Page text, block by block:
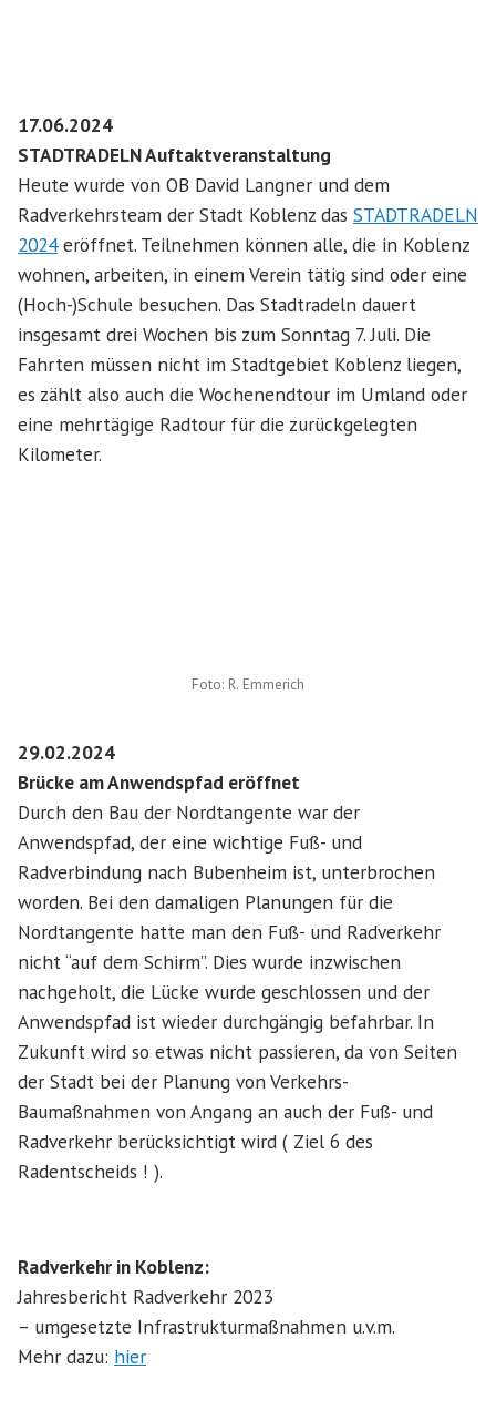
17.06.2024
STADTRADELN Auftaktveranstaltung
Heute wurde von OB David Langner und dem
Radverkehrsteam der Stadt Koblenz das STADTRADELN
2024eröffnet. Teilnehmen können alle, die in Koblenz
wohnen, arbeiten, in einem Verein tätig sind oder eine
(Hoch-)Schule besuchen. Das Stadtradeln dauert
insgesamt drei Wochen bis zum Sonntag 7. Juli. Die
Fahrten müssen nicht im Stadtgebiet Koblenz liegen,
es zählt also auch die Wochenendtour im Umland oder
eine mehrtägige Radtour für die zurückgelegten
Kilometer.
Foto: R. Emmerich
29.02.2024
Brücke am Anwendspfad eröffnet
Durch den Bau der Nordtangente war der
Anwendspfad, der eine wichtige Fuß- und
Radverbindung nach Bubenheim ist, unterbrochen
worden. Bei den damaligen Planungen für die
Nordtangente hatte man den Fuß- und Radverkehr
nicht “auf dem Schirm”. Dies wurde inzwischen
nachgeholt, die Lücke wurde geschlossen und der
Anwendspfad ist wieder durchgängig befahrbar. In
Zukunft wird so etwas nicht passieren, da von Seiten
der Stadt bei der Planung von Verkehrs-
Baumaßnahmen von Angang an auch der Fuß- und
Radverkehr berücksichtigt wird ( Ziel 6 des
Radentscheids ! ).
Radverkehr in Koblenz:
Jahresbericht Radverkehr 2023
– umgesetzte Infrastrukturmaßnahmen u.v.m.
Mehr dazu: hier